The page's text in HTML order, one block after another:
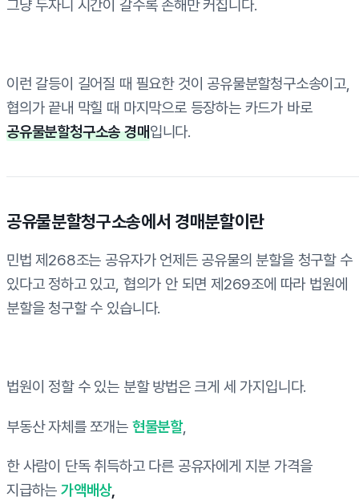
그냥 두자니 시간이 갈수록 손해만 커집니다.
이런 갈등이 길어질 때 필요한 것이 공유물분할청구소송이고,
협의가 끝내 막힐 때 마지막으로 등장하는 카드가 바로
공유물분할청구소송 경매입니다.
공유물분할청구소송에서 경매분할이란
민법 제268조는 공유자가 언제든 공유물의 분할을 청구할 수
있다고 정하고 있고, 협의가 안 되면 제269조에 따라 법원에
분할을 청구할 수 있습니다.
법원이 정할 수 있는 분할 방법은 크게 세 가지입니다.
부동산 자체를 쪼개는 현물분할,
한 사람이 단독 취득하고 다른 공유자에게 지분 가격을
지급하는가액배상,